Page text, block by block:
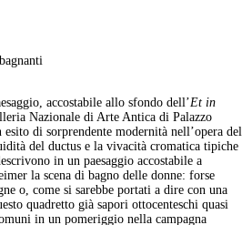
accostabile allo sfondo dell’Et in
Nazionale di Arte Antica di Palazzo
di sorprendente modernità nell’opera del
del ductus e la vivacità cromatica tipiche
in un paesaggio accostabile a
la scena di bagno delle donne: forse
o, come si sarebbe portati a dire con una
quadretto già sapori ottocenteschi quasi
in un pomeriggio nella campagna